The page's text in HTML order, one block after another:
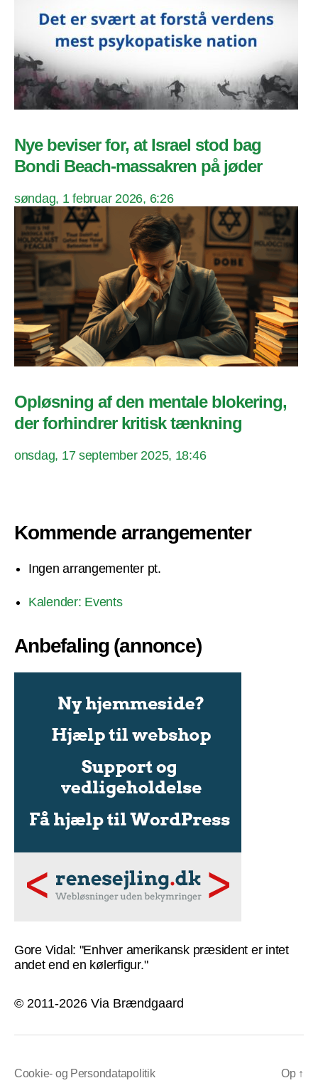
Nye beviser for, at Israel stod bag
Bondi Beach-massakren på jøder
søndag, 1 februar 2026, 6:26
Opløsning af den mentale blokering,
der forhindrer kritisk tænkning
onsdag, 17 september 2025, 18:46
Kommende arrangementer
Ingen arrangementer pt.
Kalender: Events
Anbefaling (annonce)
Gore Vidal: "Enhver amerikansk præsident er intet
andet end en kølerfigur."
© 2011-2026 Via Brændgaard
Cookie- og Persondatapolitik Op ↑